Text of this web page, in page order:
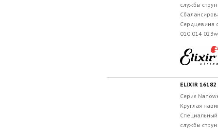
службы
Сердцевина
010 014
Серия
Круглая
службы